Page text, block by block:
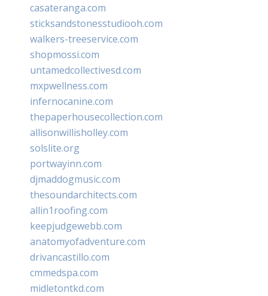
casateranga.com
sticksandstonesstudiooh.com
walkers-treeservice.com
shopmossi.com
untamedcollectivesd.com
mxpwellness.com
infernocanine.com
thepaperhousecollection.com
allisonwillisholley.com
solslite.org
portwayinn.com
djmaddogmusic.com
thesoundarchitects.com
allin1roofing.com
keepjudgewebb.com
anatomyofadventure.com
drivancastillo.com
cmmedspa.com
midletontkd.com